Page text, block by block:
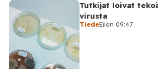
Tutkijat loivat
virusta
TiedeEilen 09:47